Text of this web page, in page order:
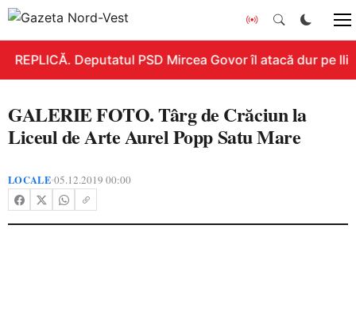
REPLICĂ. Deputatul PSD Mircea Govor îl atacă dur pe
GALERIE FOTO. Târg de Crăciun la
Liceul de Arte Aurel Popp Satu Mare
LOCALE•05.12.2019 00:00